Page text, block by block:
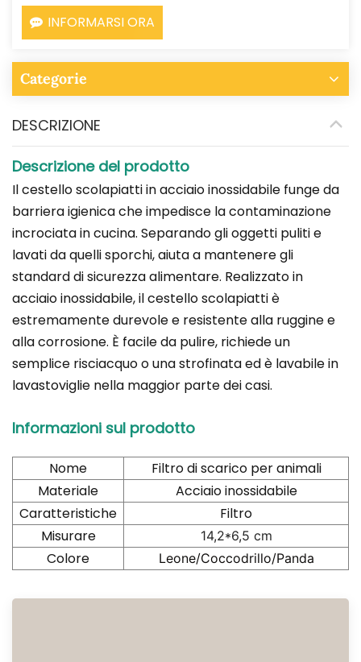
INFORMARSI ORA
Categorie
DESCRIZIONE
Descrizione del prodotto
Il cestello scolapiatti in acciaio inossidabile funge da
barriera igienica che impedisce la contaminazione
incrociata in cucina. Separando gli oggetti puliti e
lavati da quelli sporchi, aiuta a mantenere gli
standard di sicurezza alimentare. Realizzato in
acciaio inossidabile, il cestello scolapiatti è
estremamente durevole e resistente alla ruggine e
alla corrosione. È facile da pulire, richiede un
semplice risciacquo o una strofinata ed è lavabile in
lavastoviglie nella maggior parte dei casi.
Informazioni sul prodotto
Nome
Filtro di scarico per animali
Materiale
Acciaio inossidabile
Caratteristiche
Filtro
Misurare
14,2*6,5 cm
Colore Leone/Coccodrillo/Panda